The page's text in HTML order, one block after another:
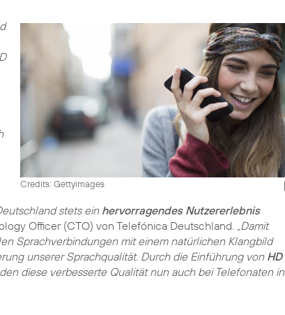
Credits: Gettyimages
stets ein hervorragendes Nutzererlebnis
Officer (CTO) von Telefónica Deutschland. „Damit
Sprachverbindungen mit einem natürlichen Klangbild
unserer Sprachqualität. Durch die Einführung von HD
diese verbesserte Qualität nun auch bei Telefonaten in